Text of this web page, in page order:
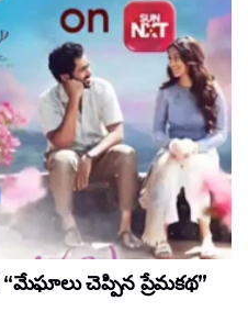
చెప్పిన ప్రేమకథ”